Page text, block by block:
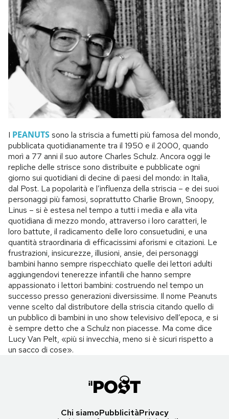
I PEANUTSsono la striscia a fumetti più famosa del mondo,
pubblicata quotidianamente tra il 1950 e il 2000, quando
morì a 77 anni il suo autore Charles Schulz. Ancora oggi le
repliche delle strisce sono distribuite e pubblicate ogni
giorno sui quotidiani di decine di paesi del mondo: in Italia,
dal Post. La popolarità e l’influenza della striscia – e dei suoi
personaggi più famosi, soprattutto Charlie Brown, Snoopy,
Linus – si è estesa nel tempo a tutti i media e alla vita
quotidiana di mezzo mondo, attraverso i loro caratteri, le
loro battute, il radicamento delle loro consuetudini, e una
quantità straordinaria di efficacissimi aforismi e citazioni. Le
frustrazioni, insicurezze, illusioni, ansie, dei personaggi
bambini hanno sempre rispecchiato quelle dei lettori adulti
aggiungendovi tenerezze infantili che hanno sempre
appassionato i lettori bambini: costruendo nel tempo un
successo presso generazioni diversissime. Il nome Peanuts
venne scelto dal distributore della striscia citando quello di
un pubblico di bambini in uno show televisivo dell’epoca, e si
è sempre detto che a Schulz non piacesse. Ma come dice
Lucy Van Pelt, «più si invecchia, meno si è sicuri rispetto a
un sacco di cose».
Chi siamoPubblicitàPrivacy